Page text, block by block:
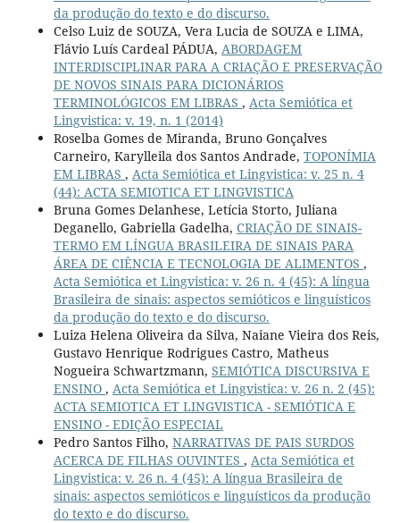
da produção do texto e do discurso.
Celso Luiz de SOUZA, Vera Lucia de SOUZA e LIMA,
Flávio Luís Cardeal PÁDUA, ABORDAGEM
INTERDISCIPLINAR PARA A CRIAÇÃO E PRESERVAÇÃO
DE NOVOS SINAIS PARA DICIONÁRIOS
TERMINOLÓGICOS EM LIBRAS , Acta Semiótica et
Lingvistica: v. 19, n. 1 (2014)
Roselba Gomes de Miranda, Bruno Gonçalves
Carneiro, Karylleila dos Santos Andrade, TOPONÍMIA
EM LIBRAS , Acta Semiótica et Lingvistica: v. 25 n. 4
(44): ACTA SEMIOTICA ET LINGVISTICA
Bruna Gomes Delanhese, Letícia Storto, Juliana
Deganello, Gabriella Gadelha, CRIAÇÃO DE SINAIS-
TERMO EM LÍNGUA BRASILEIRA DE SINAIS PARA
ÁREA DE CIÊNCIA E TECNOLOGIA DE ALIMENTOS ,
Acta Semiótica et Lingvistica: v. 26 n. 4 (45): A língua
Brasileira de sinais: aspectos semióticos e linguísticos
da produção do texto e do discurso.
Luiza Helena Oliveira da Silva, Naiane Vieira dos Reis,
Gustavo Henrique Rodrigues Castro, Matheus
Nogueira Schwartzmann, SEMIÓTICA DISCURSIVA E
ENSINO , Acta Semiótica et Lingvistica: v. 26 n. 2 (45):
ACTA SEMIOTICA ET LINGVISTICA - SEMIÓTICA E
ENSINO - EDIÇÃO ESPECIAL
Pedro Santos Filho, NARRATIVAS DE PAIS SURDOS
ACERCA DE FILHAS OUVINTES , Acta Semiótica et
Lingvistica: v. 26 n. 4 (45): A língua Brasileira de
sinais: aspectos semióticos e linguísticos da produção
do texto e do discurso.